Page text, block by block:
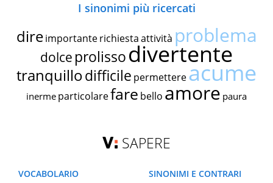
I sinonimi più ricercati
dire importante richiestaattività problema
dolce prolissodivertente
tranquillodifficile permettereacume
inerme particolarefare bello amore paura
SAPERE
VOCABOLARIO
SINONIMI E CONTRARI